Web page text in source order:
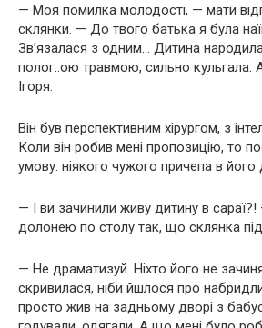
— Моя помилка молодості, — мати
склянки. — До твого батька я була
Зв’язалася з одним… Дитина
полог..ою травмою, сильно кульгала. А
Ігоря.
Він був перспективним хірургом, з
Коли він робив мені пропозицію, то
умову: ніякого чужого причепа в його
— І ви зачинили живу дитину в
долонею по столу так, що склянка
— Не драматизуй. Ніхто його не
скривилася, ніби йшлося про
просто жив на задньому дворі з